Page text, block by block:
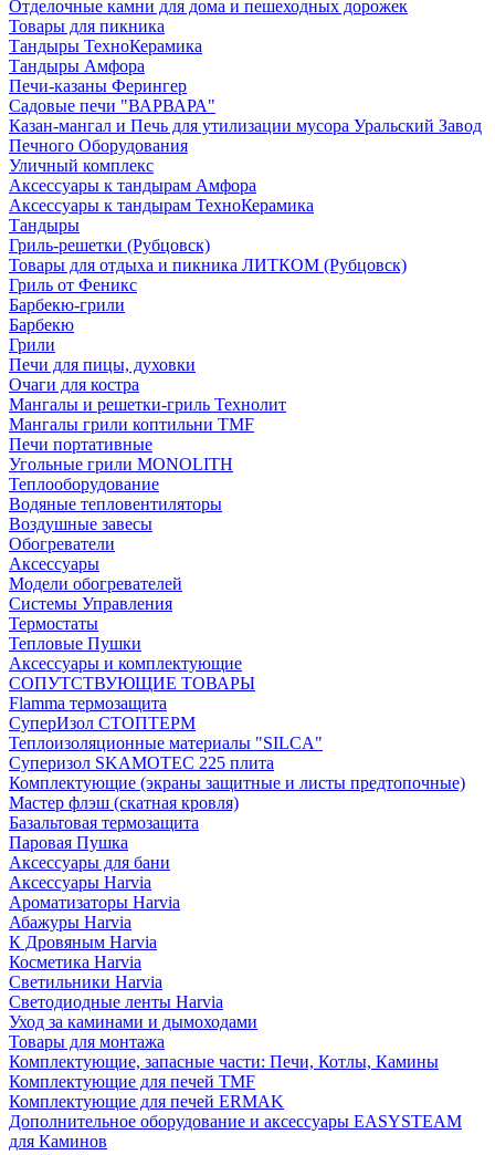
Отделочные камни для дома и пешеходных дорожек
Товары для пикника
Тандыры ТехноКерамика
Тандыры Амфора
Печи-казаны Ферингер
Садовые печи "ВАРВАРА"
Казан-мангал и Печь для утилизации мусора Уральский Завод
Печного Оборудования
Уличный комплекс
Аксессуары к тандырам Амфора
Аксессуары к тандырам ТехноКерамика
Тандыры
Гриль-решетки (Рубцовск)
Товары для отдыха и пикника ЛИТКОМ (Рубцовск)
Гриль от Феникс
Барбекю-грили
Барбекю
Грили
Печи для пицы, духовки
Очаги для костра
Мангалы и решетки-гриль Технолит
Мангалы грили коптильни TMF
Печи портативные
Угольные грили MONOLITH
Теплооборудование
Водяные тепловентиляторы
Воздушные завесы
Обогреватели
Аксессуары
Модели обогревателей
Системы Управления
Термостаты
Тепловые Пушки
Аксессуары и комплектующие
СОПУТСТВУЮЩИЕ ТОВАРЫ
Flamma термозащита
СуперИзол СТОПТЕРМ
Теплоизоляционные материалы "SILCA"
Суперизол SKAMOTEC 225 плита
Комплектующие (экраны защитные и листы предтопочные)
Мастер флэш (скатная кровля)
Базальтовая термозащита
Паровая Пушка
Аксессуары для бани
Аксессуары Harvia
Ароматизаторы Harvia
Абажуры Harvia
К Дровяным Harvia
Косметика Harvia
Светильники Harvia
Светодиодные ленты Harvia
Уход за каминами и дымоходами
Товары для монтажа
Комплектующие, запасные части: Печи, Котлы, Камины
Комплектующие для печей TMF
Комплектующие для печей ERMAK
Дополнительное оборудование и аксессуары EASYSTEAM
для Каминов